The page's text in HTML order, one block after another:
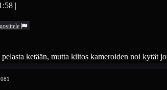
|
ketään, mutta kiitos kameroiden noi kytät